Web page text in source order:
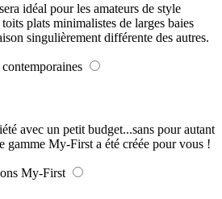
idéal pour les amateurs de style
plats minimalistes de larges baies
singulièrement différente des autres.
avec un petit budget...sans pour autant
gamme My-First a été créée pour vous !
My-First